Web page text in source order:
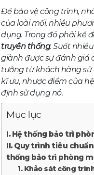
Để bảo vệ công trình,
của loài mối, nhiều
dụng. Trong đó phải kể
truyền thống. Suốt
giành được sự đánh giá
tưởng từ khách hàng sử
kĩ ưu, nhược điểm của
định sử dụng nó.
Mục lục
I. Hệ thống bảo trì
II. Quy trình tiêu
thống bảo trì phòng
1. Khảo sát công